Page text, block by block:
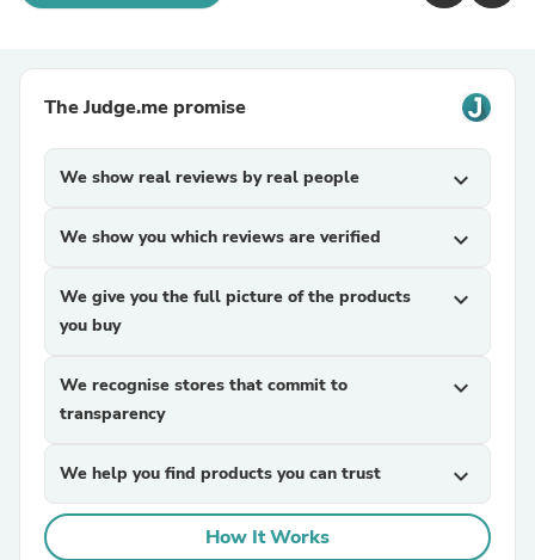
The Judge.me promise
We show real reviews by real people expand_more
We show you which reviews are verified expand_more
We give you the full picture of the products
you buy
expand_more
We recognise stores that commit to
transparency
expand_more
We help you find products you can trust expand_more
How It Works